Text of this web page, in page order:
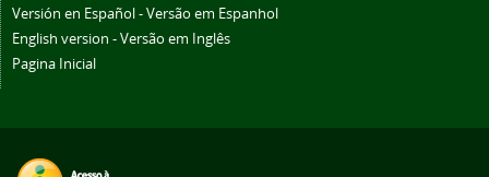
Versión en Español - Versão em Espanhol
English version - Versão em Inglês
Pagina Inicial